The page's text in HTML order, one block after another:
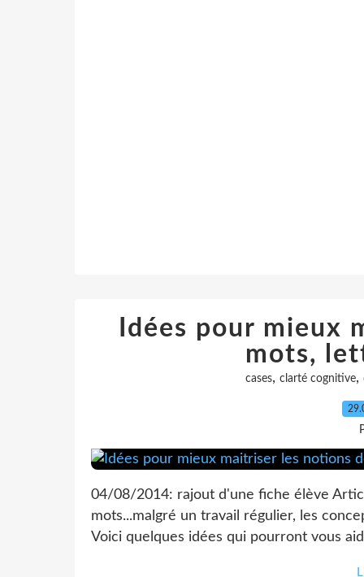
Idées pour mieux
mots,
cases, clarté cognitive,
04/08/2014: rajout d'une fiche élève
mots...malgré un travail régulier, les
Voici quelques idées qui pourront vous